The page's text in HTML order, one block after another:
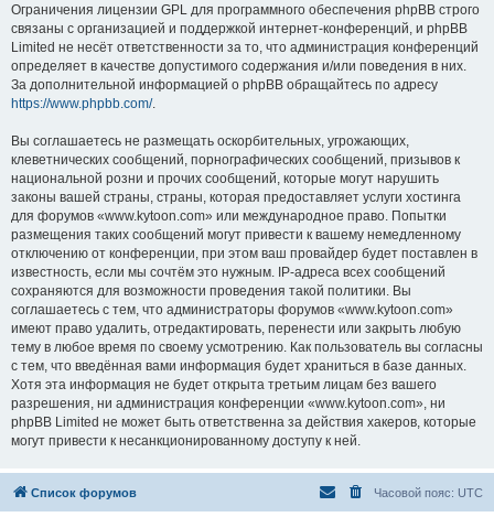
Ограничения лицензии GPL для программного обеспечения phpBB строго
связаны с организацией и поддержкой интернет-конференций, и phpBB
Limited не несёт ответственности за то, что администрация конференций
определяет в качестве допустимого содержания и/или поведения в них.
За дополнительной информацией о phpBB обращайтесь по адресу
https://www.phpbb.com/.
Вы соглашаетесь не размещать оскорбительных, угрожающих,
клеветнических сообщений, порнографических сообщений, призывов к
национальной розни и прочих сообщений, которые могут нарушить
законы вашей страны, страны, которая предоставляет услуги хостинга
для форумов «www.kytoon.com» или международное право. Попытки
размещения таких сообщений могут привести к вашему немедленному
отключению от конференции, при этом ваш провайдер будет поставлен в
известность, если мы сочтём это нужным. IP-адреса всех сообщений
сохраняются для возможности проведения такой политики. Вы
соглашаетесь с тем, что администраторы форумов «www.kytoon.com»
имеют право удалить, отредактировать, перенести или закрыть любую
тему в любое время по своему усмотрению. Как пользователь вы согласны
с тем, что введённая вами информация будет храниться в базе данных.
Хотя эта информация не будет открыта третьим лицам без вашего
разрешения, ни администрация конференции «www.kytoon.com», ни
phpBB Limited не может быть ответственна за действия хакеров, которые
могут привести к несанкционированному доступу к ней.
Список форумов Часовой пояс: UTC